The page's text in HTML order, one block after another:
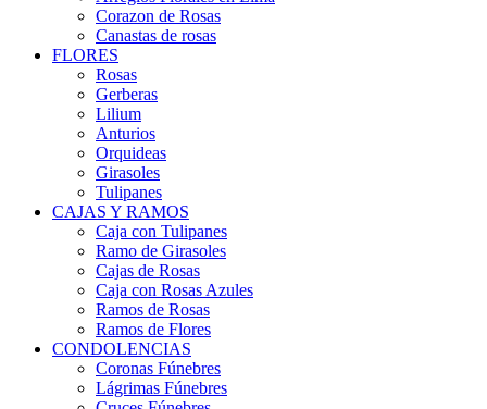
Corazon de Rosas
Canastas de rosas
FLORES
Rosas
Gerberas
Lilium
Anturios
Orquideas
Girasoles
Tulipanes
CAJAS Y RAMOS
Caja con Tulipanes
Ramo de Girasoles
Cajas de Rosas
Caja con Rosas Azules
Ramos de Rosas
Ramos de Flores
CONDOLENCIAS
Coronas Fúnebres
Lágrimas Fúnebres